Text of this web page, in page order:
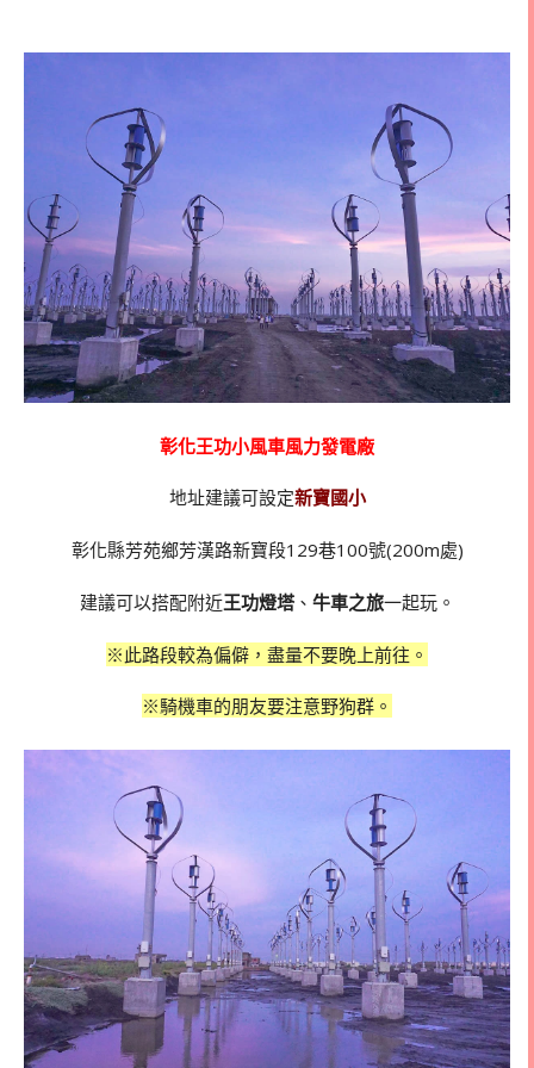
彰化王功小風車風力發電廠
地址建議可設定新寶國小
彰化縣芳苑鄉芳漢路新寶段129巷100號(200m處)
建議可以搭配附近王功燈塔、 牛車之旅一起玩。
※此路段較為偏僻，盡量不要晚上前往。
※騎機車的朋友要注意野狗群。